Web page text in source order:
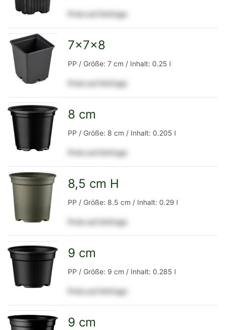
Detailseite
Preis auf Anfrage
Detailseite
7x7x8
PP / Größe: 7 cm / Inhalt: 0.25 l
Preis auf Anfrage
Detailseite
8 cm
PP / Größe: 8 cm / Inhalt: 0.205 l
Preis auf Anfrage
Detailseite
8,5 cm H
PP / Größe: 8.5 cm / Inhalt: 0.29 l
Preis auf Anfrage
Detailseite
9 cm
PP / Größe: 9 cm / Inhalt: 0.285 l
Preis auf Anfrage
9 cm